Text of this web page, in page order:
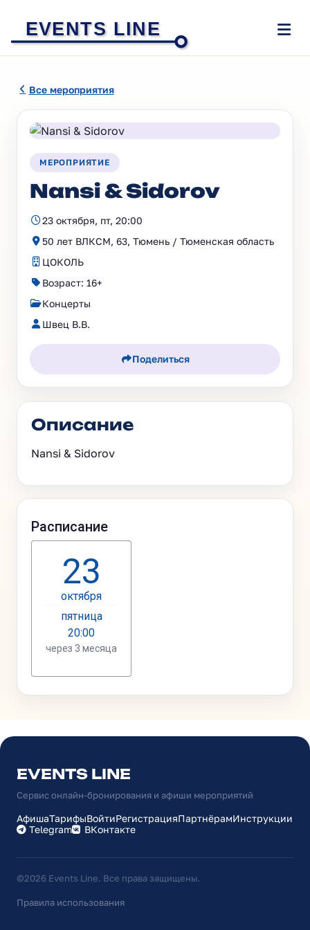
EVENTS LINE
Все мероприятия
МЕРОПРИЯТИЕ
Nansi & Sidorov
23 октября, пт, 20:00
50 лет ВЛКСМ, 63, Тюмень / Тюменская область
ЦОКОЛЬ
Возраст: 16+
Концерты
Швец В.В.
Поделиться
Описание
Nansi & Sidorov
EVENTS LINE
Сервис онлайн-бронирования и афиши мероприятий
АфишаТарифыВойтиРегистрацияПартнёрамИнструкции
Telegram
ВКонтакте
©2026 Events Line. Все права защищены.
Правила использования